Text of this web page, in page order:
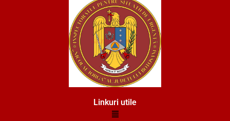
Linkuri utile
Menu